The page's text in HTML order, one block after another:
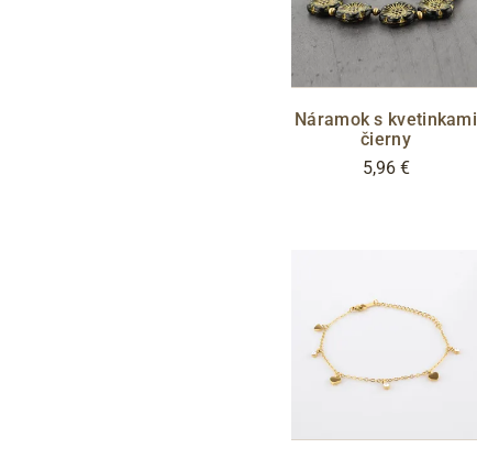
Náramok s kvetinkami
čierny
5,96 €